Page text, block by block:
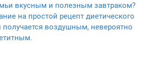
вкусным и полезным завтраком?
на простой рецепт диетического
воздушным, невероятно